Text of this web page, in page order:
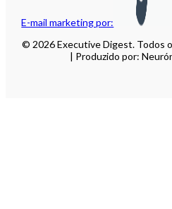
E-mail marketing por:
© 2026 Executive Digest. Todos
| Produzido por: